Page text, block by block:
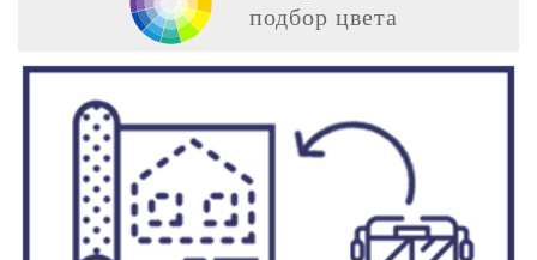
подбор цвета